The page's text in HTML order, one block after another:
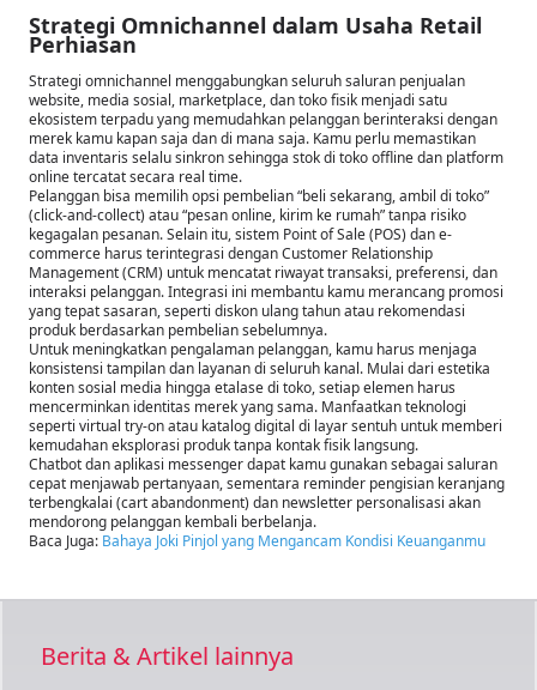
Strategi Omnichannel dalam Usaha Retail
Perhiasan
Strategi omnichannel menggabungkan seluruh saluran penjualan
website, media sosial, marketplace, dan toko fisik menjadi satu
ekosistem terpadu yang memudahkan pelanggan berinteraksi dengan
merek kamu kapan saja dan di mana saja. Kamu perlu memastikan
data inventaris selalu sinkron sehingga stok di toko offline dan platform
online tercatat secara real time.
Pelanggan bisa memilih opsi pembelian “beli sekarang, ambil di toko”
(click-and-collect) atau “pesan online, kirim ke rumah” tanpa risiko
kegagalan pesanan. Selain itu, sistem Point of Sale (POS) dan e-
commerce harus terintegrasi dengan Customer Relationship
Management (CRM) untuk mencatat riwayat transaksi, preferensi, dan
interaksi pelanggan. Integrasi ini membantu kamu merancang promosi
yang tepat sasaran, seperti diskon ulang tahun atau rekomendasi
produk berdasarkan pembelian sebelumnya.
Untuk meningkatkan pengalaman pelanggan, kamu harus menjaga
konsistensi tampilan dan layanan di seluruh kanal. Mulai dari estetika
konten sosial media hingga etalase di toko, setiap elemen harus
mencerminkan identitas merek yang sama. Manfaatkan teknologi
seperti virtual try-on atau katalog digital di layar sentuh untuk memberi
kemudahan eksplorasi produk tanpa kontak fisik langsung.
Chatbot dan aplikasi messenger dapat kamu gunakan sebagai saluran
cepat menjawab pertanyaan, sementara reminder pengisian keranjang
terbengkalai (cart abandonment) dan newsletter personalisasi akan
mendorong pelanggan kembali berbelanja.
Baca Juga: Bahaya Joki Pinjol yang Mengancam Kondisi Keuanganmu
Berita & Artikel lainnya